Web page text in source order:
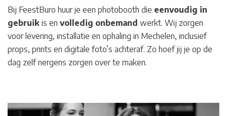
Bij FeestBuro huur je een photobooth die eenvoudig in
gebruik is en volledig onbemand werkt. Wij zorgen
voor levering, installatie en ophaling in Mechelen, inclusief
props, prints en digitale foto’s achteraf. Zo hoef jij je op de
dag zelf nergens zorgen over te maken.